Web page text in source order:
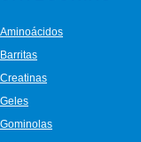
Aminoácidos
Barritas
Creatinas
Geles
Gominolas